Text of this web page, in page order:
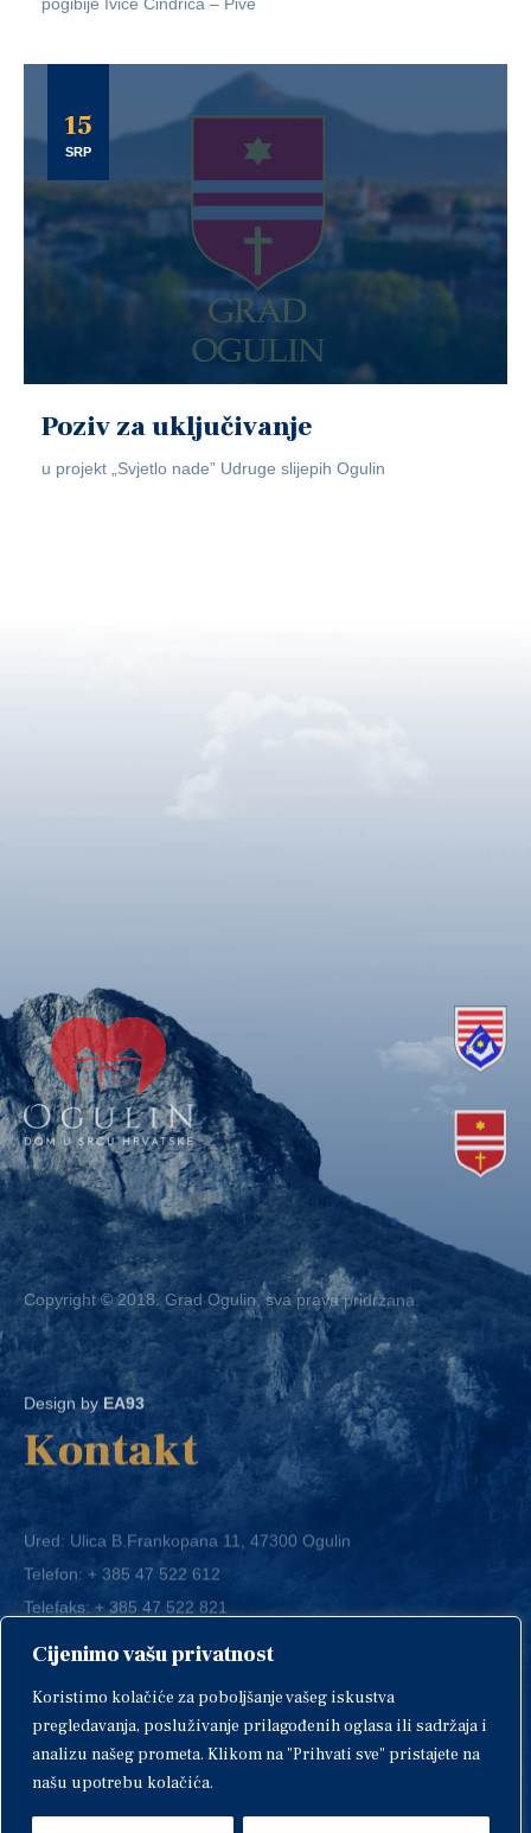
Cijenimo vašu privatnost
Koristimo kolačiće za poboljšanje vašeg iskustva
pregledavanja, posluživanje prilagođenih oglasa ili sadržaja i
analizu našeg prometa. Klikom na "Prihvati sve" pristajete na
našu upotrebu kolačića.
pogibije Ivice Cindrića – Pive
15
SRP
Poziv za uključivanje
u projekt „Svjetlo nade” Udruge slijepih Ogulin
Copyright © 2018. Grad Ogulin, sva prava pridržana.
Design byEA93
Kontakt
Ured: Ulica B.Frankopana 11, 47300 Ogulin
Telefon:+ 385 47 522 612
Telefaks:+ 385 47 522 821
E-mail:grad-ogulin@ogulin.hr
IBAN: HR1424020061829700009